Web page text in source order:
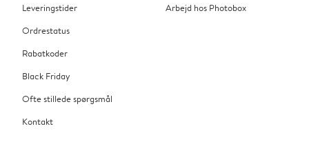
Leveringstider
Ordrestatus
Rabatkoder
Black Friday
Ofte stillede spørgsmål
Kontakt
Arbejd hos Photobox